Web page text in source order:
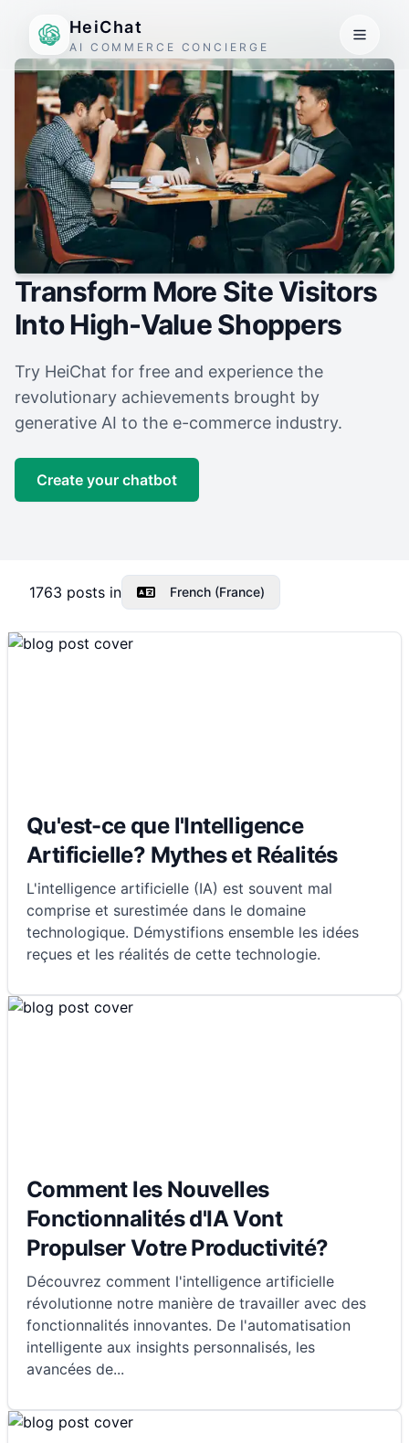
HeiChat
AI COMMERCE CONCIERGE
Transform More Site Visitors
Into High-Value Shoppers
Try HeiChat for free and experience the
revolutionary achievements brought by
generative AI to the e-commerce industry.
Create your chatbot
1763 posts in French (France)
Qu'est-ce que l'Intelligence
Artificielle? Mythes et Réalités
L'intelligence artificielle (IA) est souvent mal
comprise et surestimée dans le domaine
technologique. Démystifions ensemble les idées
reçues et les réalités de cette technologie.
Comment les Nouvelles
Fonctionnalités d'IA Vont
Propulser Votre Productivité?
Découvrez comment l'intelligence artificielle
révolutionne notre manière de travailler avec des
fonctionnalités innovantes. De l'automatisation
intelligente aux insights personnalisés, les
avancées de...